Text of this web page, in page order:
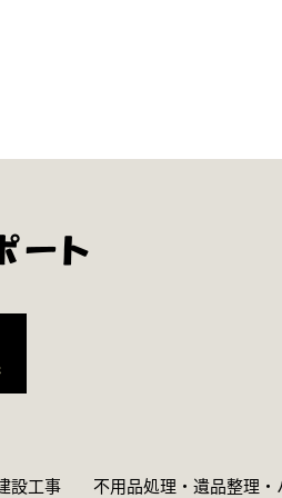
設工事 不用品処理・遺品整理・